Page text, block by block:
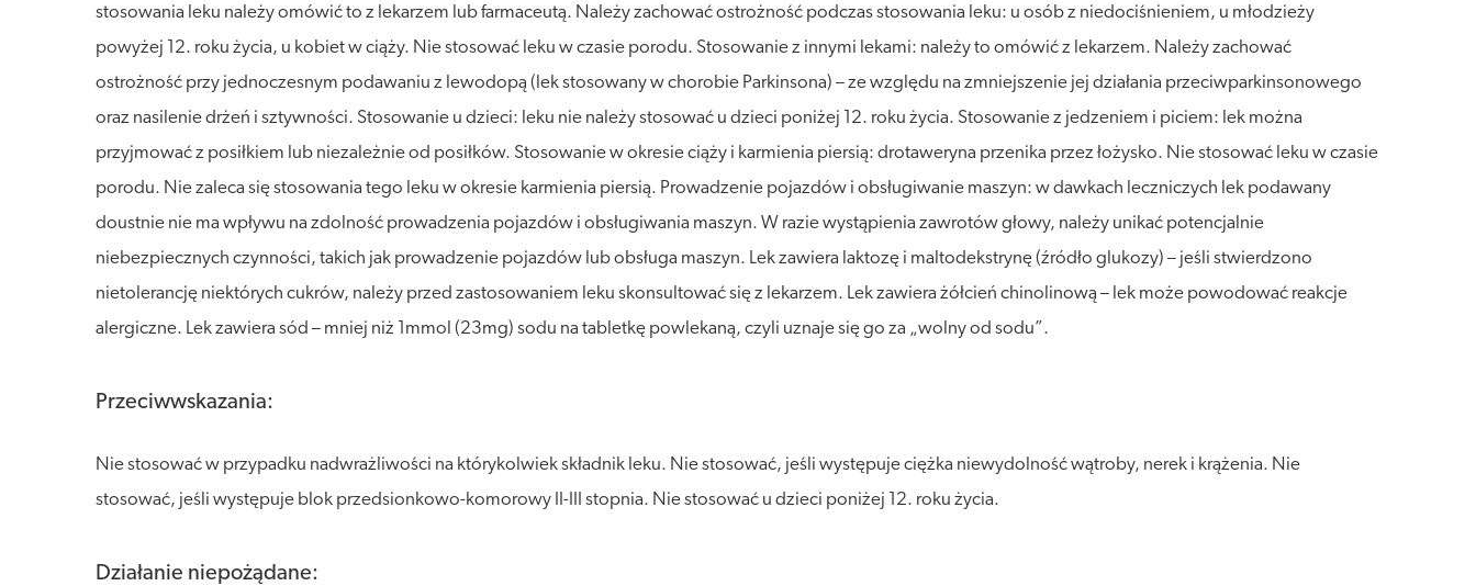
stosowania leku należy omówić to z lekarzem lub farmaceutą. Należy zachować ostrożność podczas stosowania leku: u osób z niedociśnieniem, u młodzieży
powyżej 12. roku życia, u kobiet w ciąży. Nie stosować leku w czasie porodu. Stosowanie z innymi lekami: należy to omówić z lekarzem. Należy zachować
ostrożność przy jednoczesnym podawaniu z lewodopą (lek stosowany w chorobie Parkinsona) – ze względu na zmniejszenie jej działania przeciwparkinsonowego
oraz nasilenie drżeń i sztywności. Stosowanie u dzieci: leku nie należy stosować u dzieci poniżej 12. roku życia. Stosowanie z jedzeniem i piciem: lek można
przyjmować z posiłkiem lub niezależnie od posiłków. Stosowanie w okresie ciąży i karmienia piersią: drotaweryna przenika przez łożysko. Nie stosować leku w czasie
porodu. Nie zaleca się stosowania tego leku w okresie karmienia piersią. Prowadzenie pojazdów i obsługiwanie maszyn: w dawkach leczniczych lek podawany
doustnie nie ma wpływu na zdolność prowadzenia pojazdów i obsługiwania maszyn. W razie wystąpienia zawrotów głowy, należy unikać potencjalnie
niebezpiecznych czynności, takich jak prowadzenie pojazdów lub obsługa maszyn. Lek zawiera laktozę i maltodekstrynę (źródło glukozy) – jeśli stwierdzono
nietolerancję niektórych cukrów, należy przed zastosowaniem leku skonsultować się z lekarzem. Lek zawiera żółcień chinolinową – lek może powodować reakcje
alergiczne. Lek zawiera sód – mniej niż 1mmol (23mg) sodu na tabletkę powlekaną, czyli uznaje się go za „wolny od sodu”.
Przeciwwskazania:
Nie stosować w przypadku nadwrażliwości na którykolwiek składnik leku. Nie stosować, jeśli występuje ciężka niewydolność wątroby, nerek i krążenia. Nie
stosować, jeśli występuje blok przedsionkowo-komorowy II-III stopnia. Nie stosować u dzieci poniżej 12. roku życia.
Działanie niepożądane: